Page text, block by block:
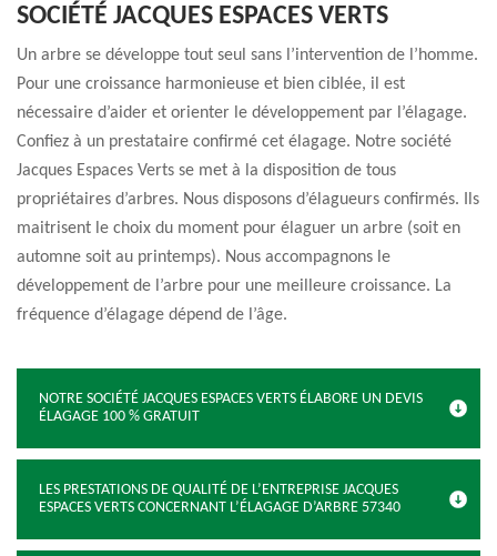
SOCIÉTÉ JACQUES ESPACES VERTS
Un arbre se développe tout seul sans l’intervention de l’homme.
Pour une croissance harmonieuse et bien ciblée, il est
nécessaire d’aider et orienter le développement par l’élagage.
Confiez à un prestataire confirmé cet élagage. Notre société
Jacques Espaces Verts se met à la disposition de tous
propriétaires d’arbres. Nous disposons d’élagueurs confirmés. Ils
maitrisent le choix du moment pour élaguer un arbre (soit en
automne soit au printemps). Nous accompagnons le
développement de l’arbre pour une meilleure croissance. La
fréquence d’élagage dépend de l’âge.
NOTRE SOCIÉTÉ JACQUES ESPACES VERTS ÉLABORE UN DEVIS
ÉLAGAGE 100 % GRATUIT
LES PRESTATIONS DE QUALITÉ DE L’ENTREPRISE JACQUES
ESPACES VERTS CONCERNANT L’ÉLAGAGE D’ARBRE 57340